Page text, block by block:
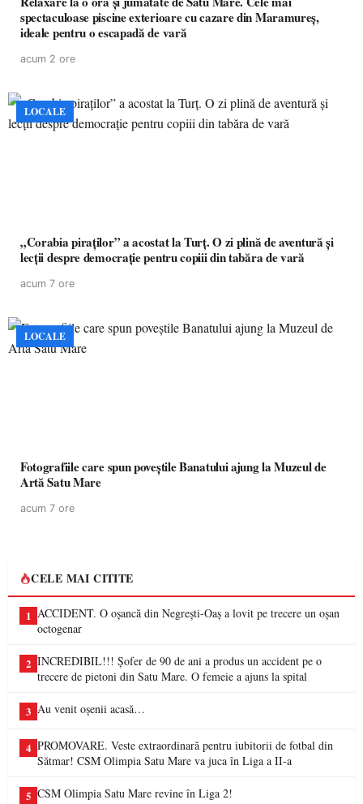
spectaculoase piscine exterioare cu cazare din Maramureș,
ideale pentru o escapadă de vară
acum 2 ore
LOCALE
„Corabia piraților” a acostat la Turț. O zi plină de aventură și
lecții despre democrație pentru copiii din tabăra de vară
acum 7 ore
LOCALE
Fotografiile care spun poveștile Banatului ajung la Muzeul de
Artă Satu Mare
acum 7 ore
CELE MAI CITITE
1 ACCIDENT. O oșancă din Negrești-Oaș a lovit pe trecere un oșan
octogenar
2 INCREDIBIL!!! Șofer de 90 de ani a produs un accident pe o
trecere de pietoni din Satu Mare. O femeie a ajuns la spital
3 Au venit oșenii acasă…
4 PROMOVARE. Veste extraordinară pentru iubitorii de fotbal din
Sătmar! CSM Olimpia Satu Mare va juca în Liga a II-a
5 CSM Olimpia Satu Mare revine în Liga 2!